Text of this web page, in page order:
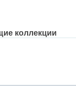
коллекции